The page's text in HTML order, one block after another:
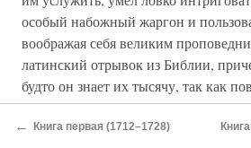
особый набожный жаргон и
воображая себя великим
латинский отрывок из Библии,
будто он знает их тысячу, так как
в день. Он редко нуждался в
имеются в кошельке у другого;
← Книга первая (1712–1728)